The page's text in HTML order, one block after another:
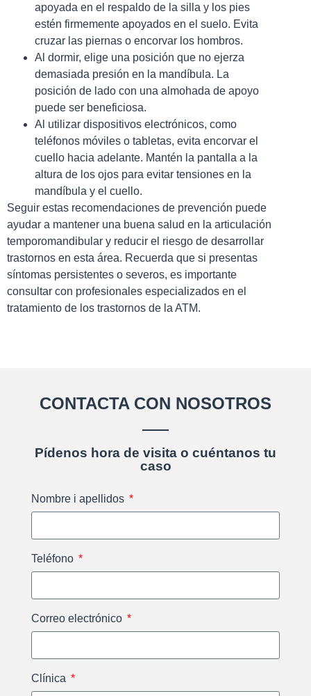
apoyada en el respaldo de la silla y los pies
estén firmemente apoyados en el suelo. Evita
cruzar las piernas o encorvar los hombros.
Al dormir, elige una posición que no ejerza
demasiada presión en la mandíbula. La
posición de lado con una almohada de apoyo
puede ser beneficiosa.
Al utilizar dispositivos electrónicos, como
teléfonos móviles o tabletas, evita encorvar el
cuello hacia adelante. Mantén la pantalla a la
altura de los ojos para evitar tensiones en la
mandíbula y el cuello.
Seguir estas recomendaciones de prevención puede
ayudar a mantener una buena salud en la articulación
temporomandibular y reducir el riesgo de desarrollar
trastornos en esta área. Recuerda que si presentas
síntomas persistentes o severos, es importante
consultar con profesionales especializados en el
tratamiento de los trastornos de la ATM.
CONTACTA CON NOSOTROS
Pídenos hora de visita o cuéntanos tu
caso
Nombre i apellidos
Teléfono
Correo electrónico
Clínica